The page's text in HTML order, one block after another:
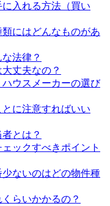
入れる方法（買い
にはどんなものがあ
法律？
丈夫なの？
ウスメーカーの選び
に注意すればいい
とは？
ックすべきポイント
ないのはどの物件種
らいかかるの？